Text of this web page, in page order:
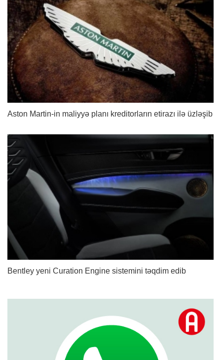
Aston Martin-in maliyyə planı kreditorların etirazı ilə üzləşib
Bentley yeni Curation Engine sistemini təqdim edib